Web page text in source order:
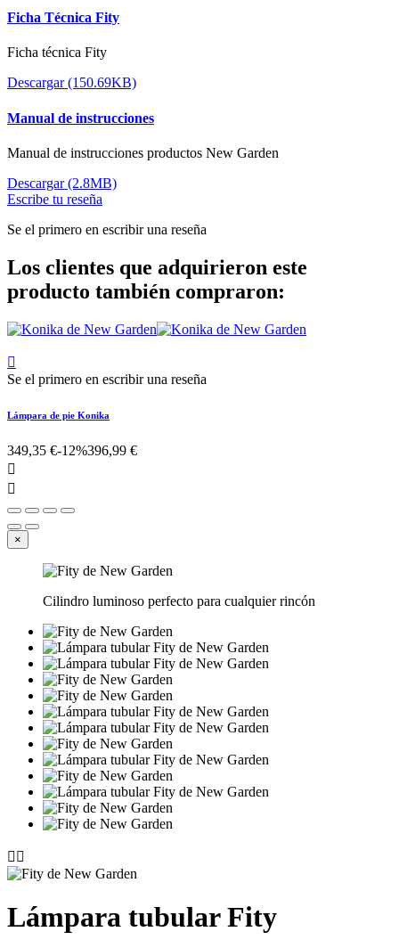
Ficha Técnica Fity
Ficha técnica Fity
Descargar (150.69KB)
Manual de instrucciones
Manual de instrucciones productos New Garden
Descargar (2.8MB)
Escribe tu reseña
Se el primero en escribir una reseña
Los clientes que adquirieron este
producto también compraron:

Se el primero en escribir una reseña
Lámpara de pie Konika
349,35 €-12%396,99 €


×
Cilindro luminoso perfecto para cualquier rincón
 
Lámpara tubular Fity